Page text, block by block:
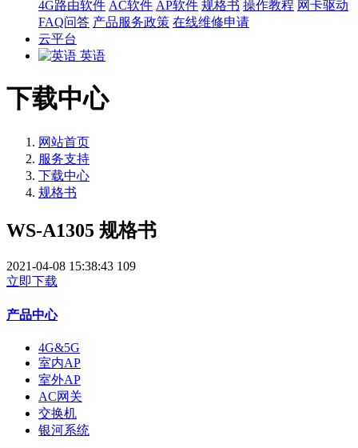
4G路由软件 AC软件 AP软件 规格书 操作教程 网卡驱动
FAQ问答 产品服务政策 在线维修申请
云平台
英语
下载中心
网站首页
服务支持
下载中心
规格书
WS-A1305 规格书
2021-04-08 15:38:43 109
立即下载
产品中心
4G&5G
室内AP
室外AP
AC网关
交换机
银河系统